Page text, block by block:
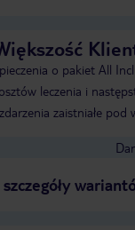
o pakiet All
leczenia i
zaistniałe pod